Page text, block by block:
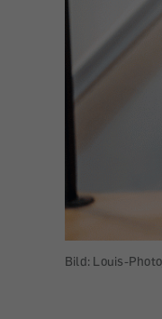
Bild: Louis-